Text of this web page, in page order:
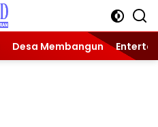
Desa Membangun